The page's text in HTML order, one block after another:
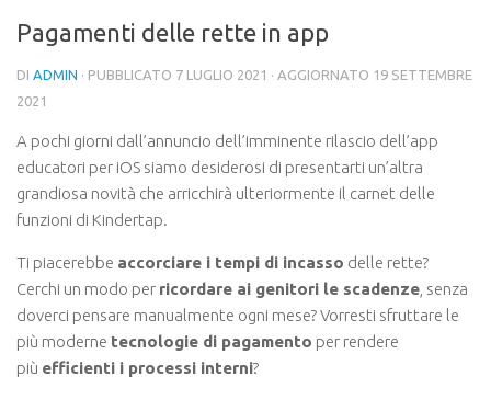
Pagamenti delle rette in app
DI ADMIN · PUBBLICATO 7 LUGLIO 2021 · AGGIORNATO 19 SETTEMBRE
2021
A pochi giorni dall’annuncio dell’imminente rilascio dell’app
educatori per iOS siamo desiderosi di presentarti un’altra
grandiosa novità che arricchirà ulteriormente il carnet delle
funzioni di Kindertap.
Ti piacerebbe accorciare i tempi di incasso delle rette?
Cerchi un modo per ricordare ai genitori le scadenze , senza
doverci pensare manualmente ogni mese? Vorresti sfruttare le
più moderne tecnologie di pagamento per rendere
più efficienti i processi interni?